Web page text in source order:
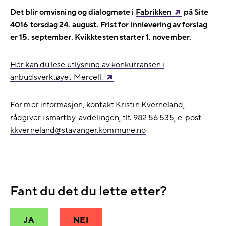
Det blir omvisning og dialogmøte i Fabrikken
på Site
4016 torsdag 24. august. Frist for innlevering av forslag
er 15. september. Kvikktesten starter 1. november.
Her kan du lese utlysning av konkurransen i
anbudsverktøyet Mercell.
For mer informasjon, kontakt Kristin Kverneland,
rådgiver i smartby-avdelingen, tlf. 982 56 535, e-post
kkverneland@​stavanger.kommune.no
Fant du det du lette etter?
JA NEI